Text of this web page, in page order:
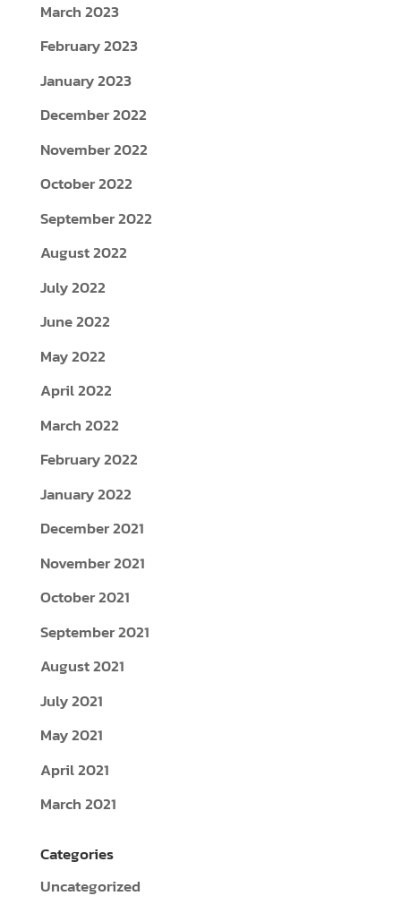
March 2023
February 2023
January 2023
December 2022
November 2022
October 2022
September 2022
August 2022
July 2022
June 2022
May 2022
April 2022
March 2022
February 2022
January 2022
December 2021
November 2021
October 2021
September 2021
August 2021
July 2021
May 2021
April 2021
March 2021
Categories
Uncategorized